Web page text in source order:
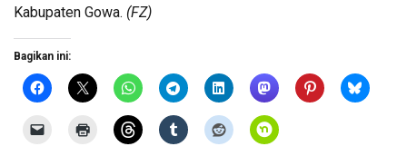
Kabupaten Gowa. (FZ)
Bagikan ini: